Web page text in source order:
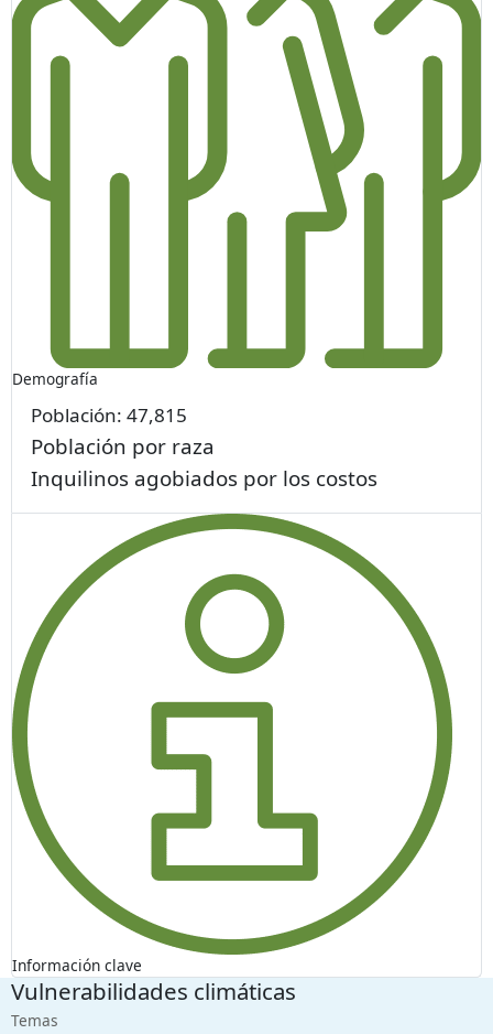
Demografía
Población:47,815
Población por raza
Inquilinos agobiados por los costos
Información clave
Vulnerabilidades climáticas
Temas